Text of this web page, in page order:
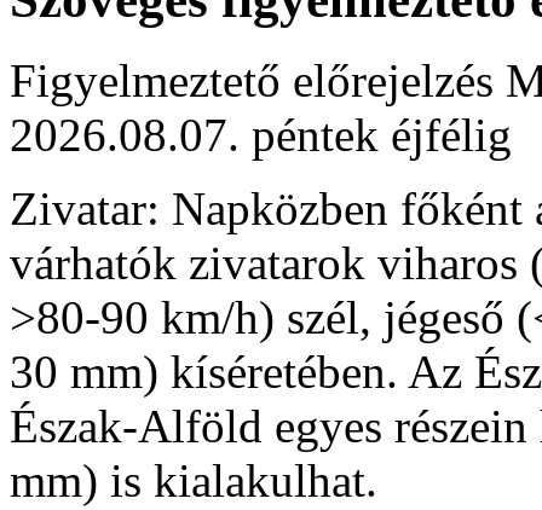
Figyelmeztető előrejelzés
2026.08.07. péntek éjfélig
Zivatar: Napközben főként
várhatók zivatarok viharos
>80-90 km/h) szél, jégeső
30 mm) kíséretében. Az
Észak-Alföld egyes
mm) is kialakulhat.